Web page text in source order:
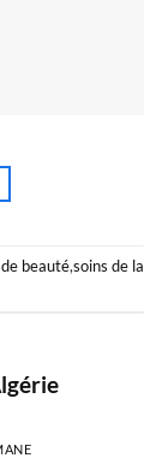
beauté,soins de la